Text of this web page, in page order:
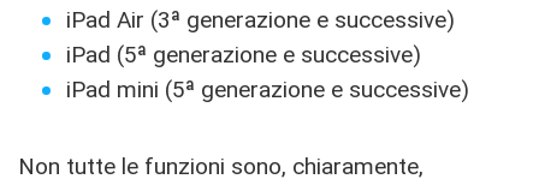
iPad Air (3ª generazione e successive)
iPad (5ª generazione e successive)
iPad mini (5ª generazione e successive)
Non tutte le funzioni sono, chiaramente,